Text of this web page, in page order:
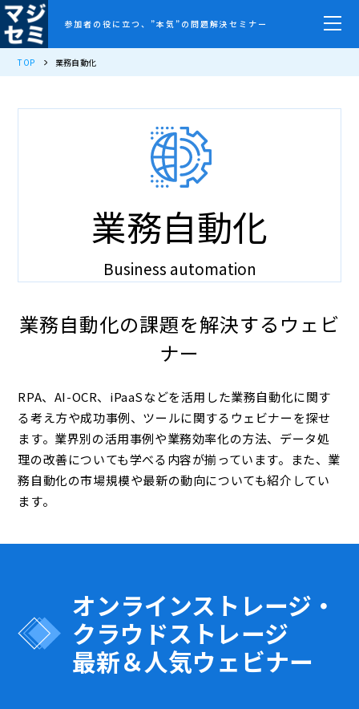
参加者の役に立つ、”本気”の問題解決セミナー
TOP 業務自動化
業務自動化
Business automation
業務自動化の課題を解決するウェビ
ナー
RPA、AI-OCR、iPaaSなどを活用した業務自動化に関す
る考え方や成功事例、ツールに関するウェビナーを探せ
ます。業界別の活用事例や業務効率化の方法、データ処
理の改善についても学べる内容が揃っています。また、業
務自動化の市場規模や最新の動向についても紹介してい
ます。
オンラインストレージ・
クラウドストレージ
最新＆人気ウェビナー